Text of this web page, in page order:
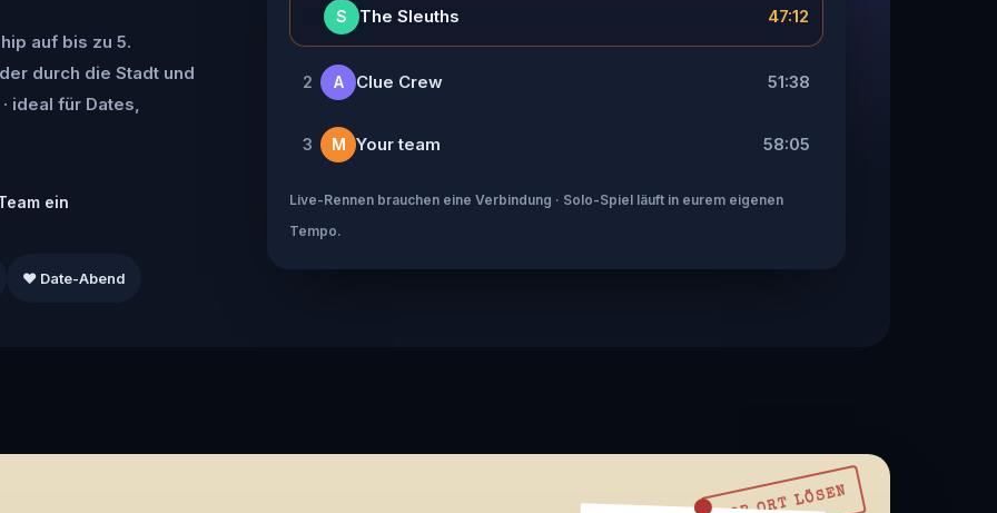
auf bis zu 5.
durch die Stadt und
ideal für Dates,
ein
❤️ Date-Abend
S The Sleuths 47:12
2 A Clue Crew 51:38
3 M Your team 58:05
Live-Rennen brauchen eine Verbindung · Solo-Spiel läuft in eurem eigenen
Tempo.
VOR ORT LÖSEN